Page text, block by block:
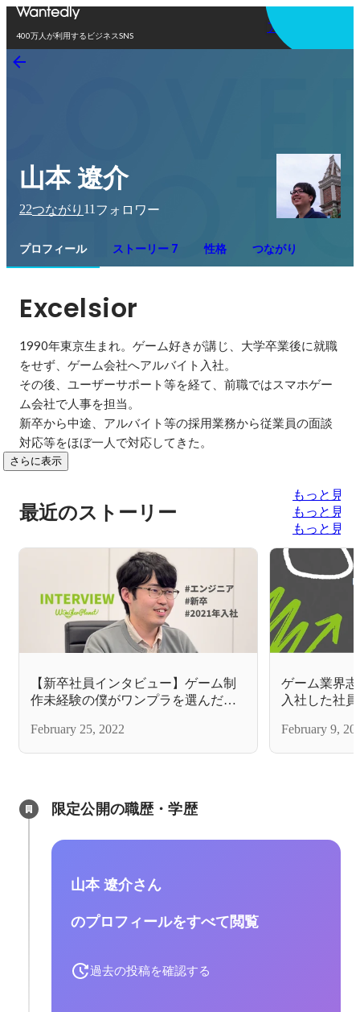
400万人が利用するビジネスSNS
アプリを使う
山本 遼介
22つながり 11 フォロワー
プロフィール ストーリー 7 性格 つながり
Excelsior
1990年東京生まれ。ゲーム好きが講じ、大学卒業後に就職
をせず、ゲーム会社へアルバイト入社。
その後、ユーザーサポート等を経て、前職ではスマホゲー
ム会社で人事を担当。
新卒から中途、アルバイト等の採用業務から従業員の面談
対応等をほぼ一人で対応してきた。
さらに表示
最近のストーリー
もっと見る
もっと見る
もっと見る
【新卒社員インタビュー】ゲーム制
作未経験の僕がワンプラを選んだ理
February 25, 2022
ゲーム業界
入社した社
February 9,
限定公開の職歴・学歴
山本 遼介さん
のプロフィールをすべて閲覧
過去の投稿を確認する